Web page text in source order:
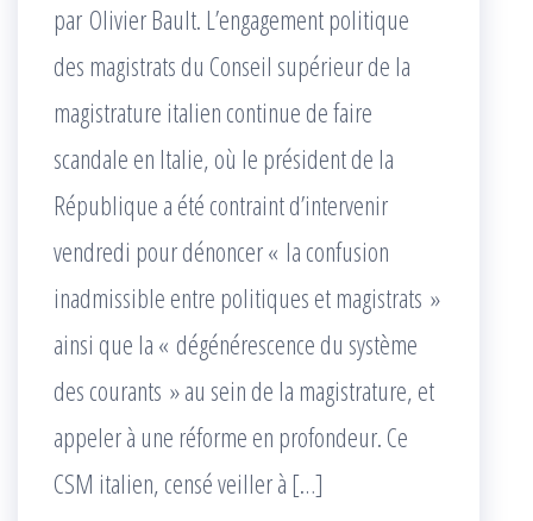
par Olivier Bault. L’engagement politique
des magistrats du Conseil supérieur de la
magistrature italien continue de faire
scandale en Italie, où le président de la
République a été contraint d’intervenir
vendredi pour dénoncer « la confusion
inadmissible entre politiques et magistrats »
ainsi que la « dégénérescence du système
des courants » au sein de la magistrature, et
appeler à une réforme en profondeur. Ce
CSM italien, censé veiller à […]